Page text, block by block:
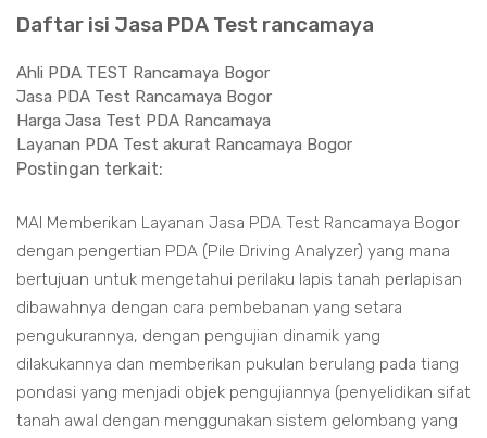
Daftar isi Jasa PDA Test rancamaya
Ahli PDA TEST Rancamaya Bogor
Jasa PDA Test Rancamaya Bogor
Harga Jasa Test PDA Rancamaya
Layanan PDA Test akurat Rancamaya Bogor
Postingan terkait:
MAI Memberikan Layanan Jasa PDA Test Rancamaya Bogor
dengan pengertian PDA (Pile Driving Analyzer) yang mana
bertujuan untuk mengetahui perilaku lapis tanah perlapisan
dibawahnya dengan cara pembebanan yang setara
pengukurannya, dengan pengujian dinamik yang
dilakukannya dan memberikan pukulan berulang pada tiang
pondasi yang menjadi objek pengujiannya (penyelidikan sifat
tanah awal dengan menggunakan sistem gelombang yang